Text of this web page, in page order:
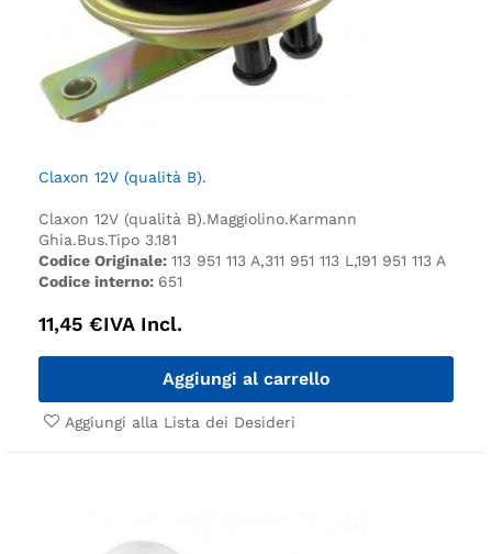
Claxon 12V (qualità B).
Claxon 12V (qualità B).Maggiolino.Karmann
Ghia.Bus.Tipo 3.181
Codice Originale: 113 951 113 A,311 951 113 L,191 951 113 A
Codice interno: 651
11,45 €IVA Incl.
Aggiungi al carrello
Aggiungi alla Lista dei Desideri